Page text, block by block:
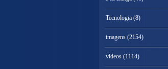
Tecnologia (8)
imagens (2154)
videos (1114)